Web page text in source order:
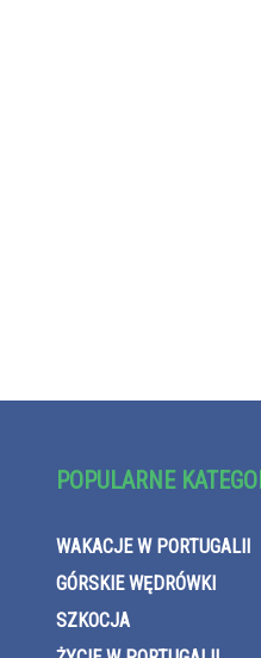
POPULARNE
WAKACJE W PORTUGALII
GÓRSKIE WĘDRÓWKI
SZKOCJA